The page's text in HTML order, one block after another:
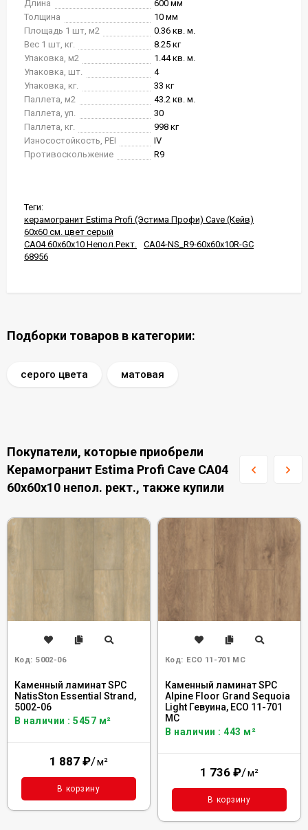
Длина
600 мм
Толщина
10 мм
Площадь 1 шт, м2
0.36 кв. м.
Вес 1 шт, кг.
8.25 кг
Упаковка, м2
1.44 кв. м.
Упаковка, шт.
4
Упаковка, кг.
33 кг
Паллета, м2
43.2 кв. м.
Паллета, уп.
30
Паллета, кг.
998 кг
Износостойкость, PEI
IV
Противоскольжение
R9
Теги:
керамогранит Estima Profi (Эстима Профи) Cave (Кейв)
60x60 см. цвет серый
CA04 60x60x10 Непол.Рект.
CA04-NS_R9-60x60x10R-GC
68956
Подборки товаров в категории:
серого цвета матовая
Покупатели, которые приобрели
Керамогранит Estima Profi Cave CA04
60x60x10 непол. рект., также купили
Код: 5002-06
Каменный ламинат SPC
NatisSton Essential Strand,
5002-06
В наличии : 5457 м²
1 887 ₽/м²
В корзину
Код: ECO 11-701 MC
Каменный ламинат SPC
Alpine Floor Grand Sequoia
Light Гевуина, ЕСО 11-701
MC
В наличии : 443 м²
1 736 ₽/м²
В корзину